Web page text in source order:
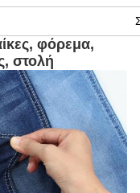
φόρεμα,
στολή